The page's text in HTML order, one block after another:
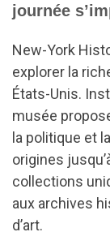
journée
New-York
explorer la
États-Unis.
musée
la politique et
origines
collections
aux archives
d’art.